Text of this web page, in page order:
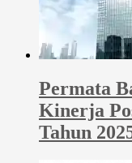
Permata
Kinerja
Tahun